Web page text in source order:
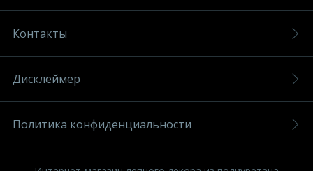
Контакты
Дисклеймер
Политика конфиденциальности